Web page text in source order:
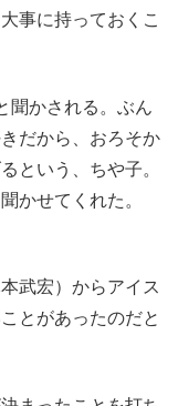
事に持っておくこ
聞かされる。ぶん
だから、おろそか
という、ちや子。
かせてくれた。
武宏）からアイス
とがあったのだと